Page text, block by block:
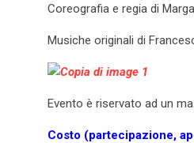
Coreografia e regia di
Musiche originali di
Evento è riservato ad un
Costo (partecipazione,